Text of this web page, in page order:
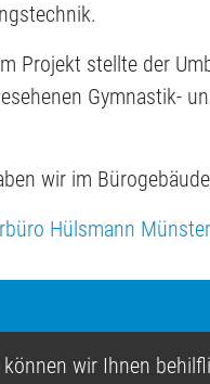
Projekt stellte der
Gymnastik-
wir im
Hülsmann Münster
wir Ihnen